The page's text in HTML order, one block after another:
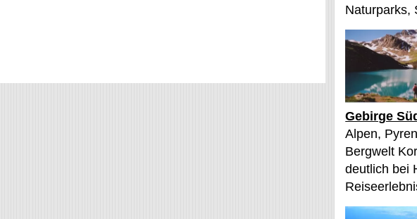
Naturparks,
Gebirge
Alpen,
Bergwelt
deutlich bei